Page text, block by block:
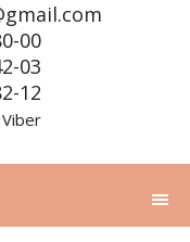
00
03
12
Viber